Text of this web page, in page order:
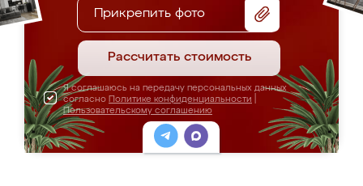
Прикрепить фото
Рассчитать стоимость
Я соглашаюсь на передачу персональных данных
согласно Политике конфиденциальности
Пользовательскому соглашению